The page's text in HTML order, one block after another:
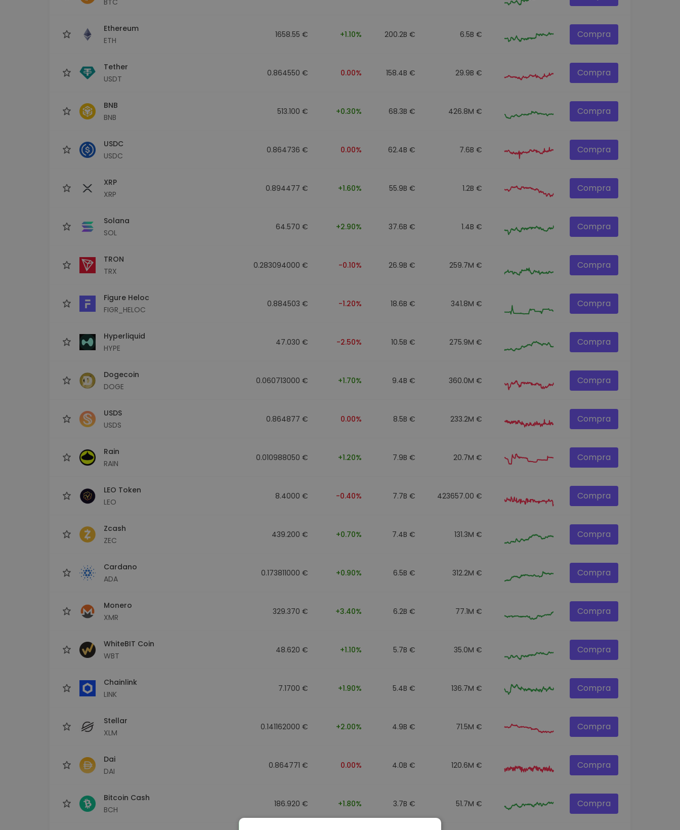
Ethereum
ETH
1658.55 € +1.10% 200.2B € 6.5B € Compra
Tether
USDT
0.864550 € 0.00% 158.4B € 29.9B € Compra
BNB
BNB
513.100 € +0.30% 68.3B € 426.8M € Compra
USDC
USDC
0.864736 € 0.00% 62.4B € 7.6B € Compra
XRP
XRP
0.894477 € +1.60% 55.9B € 1.2B € Compra
Solana
SOL
64.570 € +2.90% 37.6B € 1.4B € Compra
TRON
TRX
0.283094000 € -0.10% 26.9B € 259.7M € Compra
Figure Heloc
FIGR_HELOC
0.884503 € -1.20% 18.6B € 341.8M € Compra
Hyperliquid
HYPE
47.030 € -2.50% 10.5B € 275.9M € Compra
Dogecoin
DOGE
0.060713000 € +1.70% 9.4B € 360.0M € Compra
USDS
USDS
0.864877 € 0.00% 8.5B € 233.2M € Compra
Rain
RAIN
0.010988050 € +1.20% 7.9B € 20.7M € Compra
LEO Token
LEO
8.4000 € -0.40% 7.7B € 423657.00 € Compra
Zcash
ZEC
439.200 € +0.70% 7.4B € 131.3M € Compra
Cardano
ADA
0.173811000 € +0.90% 6.5B € 312.2M € Compra
Monero
XMR
329.370 € +3.40% 6.2B € 77.1M € Compra
WhiteBIT Coin
WBT
48.620 € +1.10% 5.7B € 35.0M € Compra
Chainlink
LINK
7.1700 € +1.90% 5.4B € 136.7M € Compra
Stellar
XLM
0.141162000 € +2.00% 4.9B € 71.5M € Compra
Dai
DAI
0.864771 € 0.00% 4.0B € 120.6M € Compra
Bitcoin Cash
BCH
186.920 € +1.80% 3.7B € 51.7M € Compra